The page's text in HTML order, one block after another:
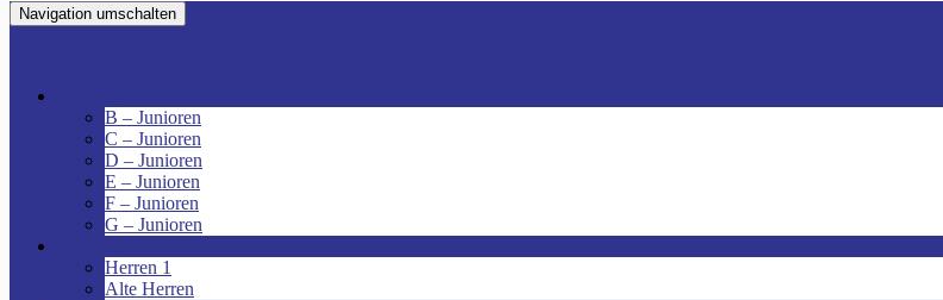
Navigation umschalten
B – Junioren
C – Junioren
D – Junioren
E – Junioren
F – Junioren
G – Junioren
Herren 1
Alte Herren